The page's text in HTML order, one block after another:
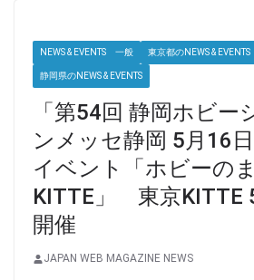
NEWS & EVENTS 一般 東京都のNEWS & EVENTS
静岡県のNEWS & EVENTS
「第54回 静岡ホビー
ンメッセ静岡 5月16
イベント「ホビーの
KITTE」 東京KITTE
開催
JAPAN WEB MAGAZINE NEWS